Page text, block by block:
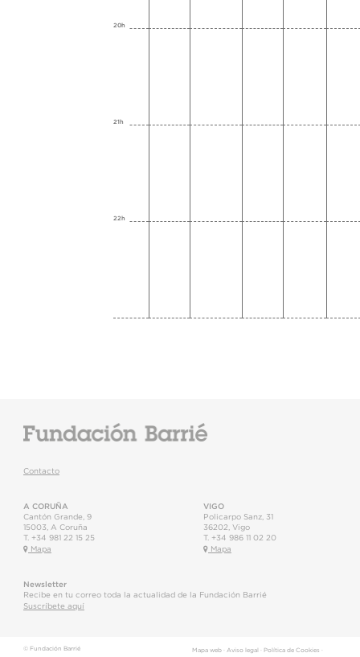
20h
21h
22h
Contacto
A CORUÑA
Cantón Grande, 9
15003
A Coruña
T. +34 981 22 15 25
Mapa
VIGO
Policarpo Sanz, 31
36202 Vigo
T. +34 986 11 02 20
Mapa
Newsletter
Recibe en tu correo toda la actualidad de la Fundación Barrié
Suscríbete aquí
© Fundación Barrié Mapa web· Aviso legal · Política de Cookies ·